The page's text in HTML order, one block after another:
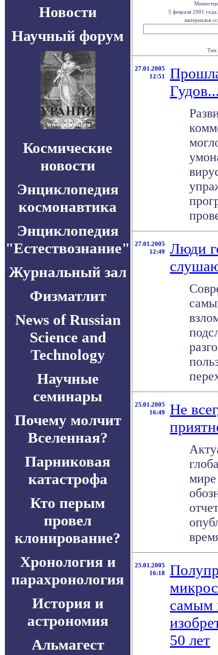
Новости
Научный форум
Космические
новости
Энциклопедия
космонавтика
Энциклопедия
"Естествознание"
Журнальный зал
Физматлит
News of Russian
Science and
Technology
Научные
семинары
Почему молчит
Вселенная?
Парниковая
катастрофа
Кто перым
провел
клонирование?
Хронология и
парахронология
История и
астрономия
Альмагест
5 февраля 2001
материалов
Тип
27.01.2005
12:51
27.01.2005
12:49
Люди
25.01.2005
16:49
Не
мире
25.01.2005
16:18
самым
50 лет